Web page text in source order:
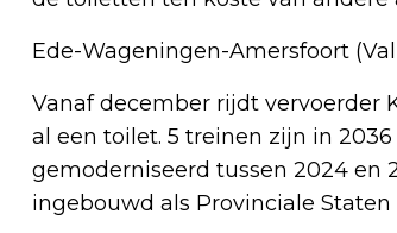
Ede-Wageningen-Amersfoort
Vanaf december rijdt vervoerder
al een toilet. 5 treinen zijn in
gemoderniseerd tussen 2024 en
ingebouwd als Provinciale